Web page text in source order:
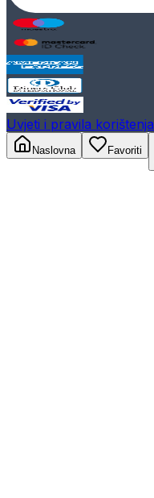
Uvjeti i pravila korištenja
Naslovna
Favoriti